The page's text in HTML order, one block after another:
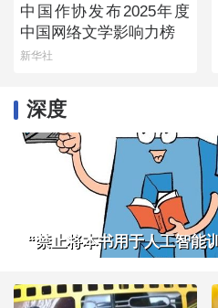
中国作协发布2025年度
中国网络文学影响力榜
新华社
深度